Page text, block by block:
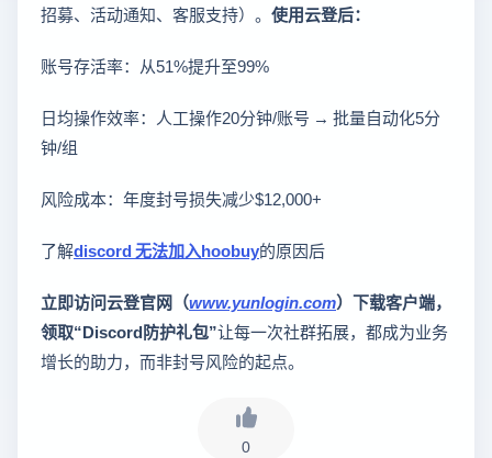
招募、活动通知、客服支持）。 使用云登后：
账号存活率：从51%提升至99%
日均操作效率：人工操作20分钟/账号 → 批量自动化5分
钟/组
风险成本：年度封号损失减少$12,000+
了解discord 无法加入hoobuy的原因后
立即访问云登官网（www.yunlogin.com）下载客户端，
领取“Discord防护礼包”让每一次社群拓展，都成为业务
增长的助力，而非封号风险的起点。
0